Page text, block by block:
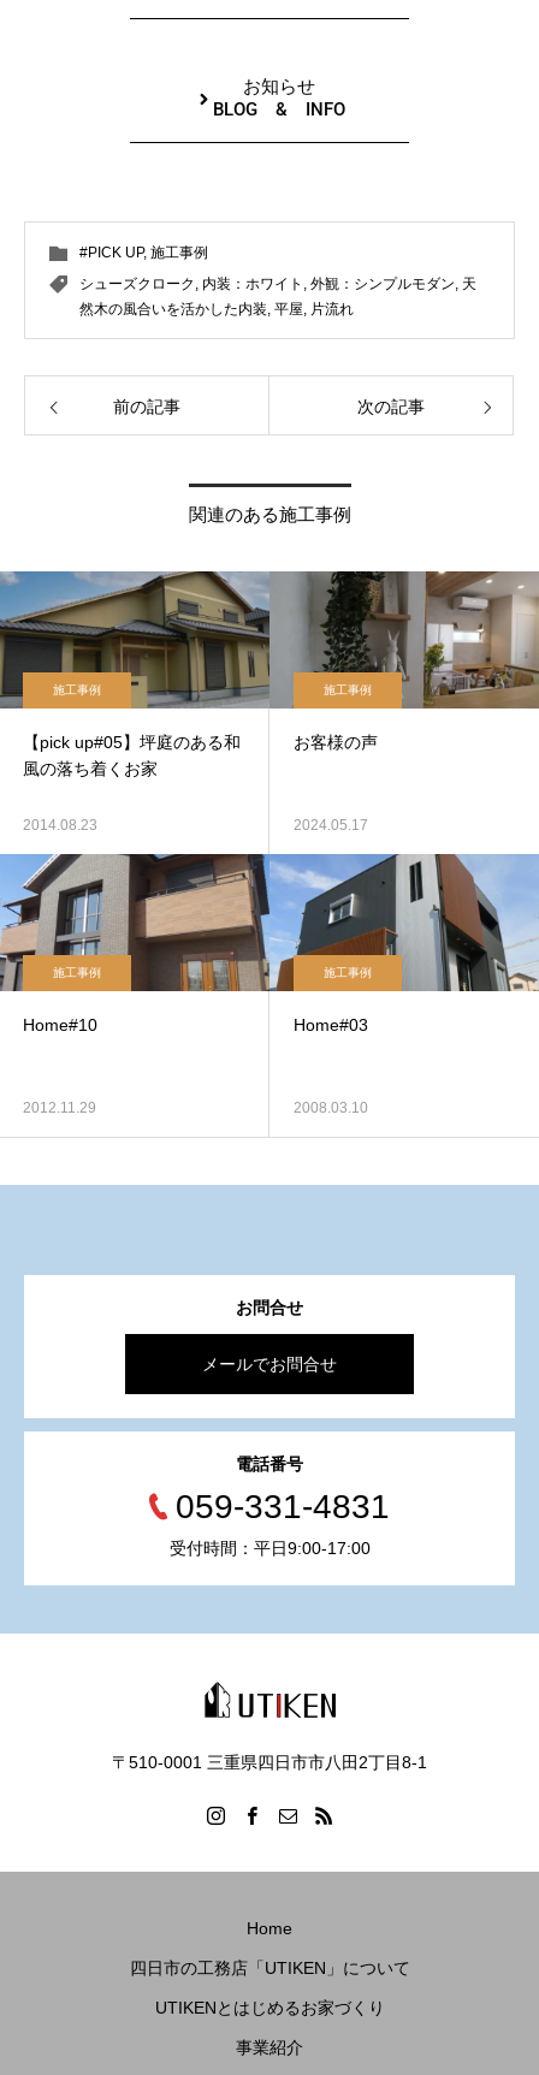
お知らせ
BLOG & INFO
#PICK UP, 施工事例
シューズクローク , 内装：ホワイト , 外観：シンプルモダン, 天
然木の風合いを活かした内装, 平屋, 片流れ
前の記事 次の記事
関連のある施工事例
施工事例
【pick up#05】坪庭のある和
風の落ち着くお家
2014.08.23
施工事例
お客様の声
2024.05.17
施工事例
Home#10
2012.11.29
施工事例
Home#03
2008.03.10
お問合せ
メールでお問合せ
電話番号
059-331-4831
受付時間：平日9:00-17:00
〒510-0001 三重県四日市市八田2丁目8‐1
Home
四日市の工務店「UTIKEN」について
UTIKENとはじめるお家づくり
事業紹介